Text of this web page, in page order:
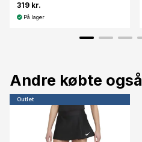
319 kr.
På lager
Andre købte også
Outlet